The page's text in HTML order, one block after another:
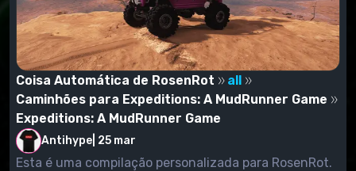
Coisa Automática de RosenRot
all
Caminhões para Expeditions: A MudRunner Game
Expeditions: A MudRunner Game
Antihype 25 mar
Esta é uma compilação personalizada para RosenRot.